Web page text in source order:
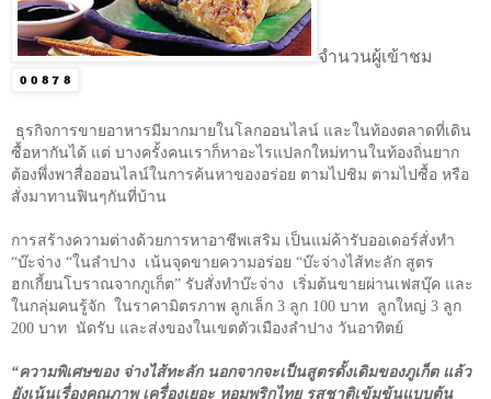
จำนวนผู้เข้าชม
ธุรกิจการขายอาหารมีมากมายในโลกออนไลน์ และในท้องตลาดที่เดิน
ซื้อหากันได้ แต่ บางครั้งคนเราก็หาอะไรแปลกใหม่ทานในท้องถิ่นยาก
ต้องพึ่งพาสื่อออนไลน์ในการค้นหาของอร่อย ตามไปชิม ตามไปซื้อ หรือ
สั่งมาทานฟินๆกันที่บ้าน
การสร้างความต่างด้วยการหาอาชีพเสริม เป็นแม่ค้ารับออเดอร์สั่งทำ
“บ๊ะจ่าง “ในลำปาง เน้นจุดขายความอร่อย “บ๊ะจ่างไส้ทะลัก สูตร
ฮกเกี้ยนโบราณจากภูเก็ต” รับสั่งทำบ๊ะจ่าง เริ่มต้นขายผ่านเฟสบุ๊ค และ
ในกลุ่มคนรู้จัก ในราคามิตรภาพ ลูกเล็ก 3 ลูก 100 บาท ลูกใหญ่ 3 ลูก
200 บาท นัดรับ และส่งของในเขตตัวเมืองลำปาง วันอาทิตย์
“ความพิเศษของ จ่างไส้ทะลัก นอกจากจะเป็นสูตรดั้งเดิมของภูเก็ต แล้ว
ยังเน้นเรื่องคุณภาพ เครื่องเยอะ หอมพริกไทย รสชาติเข้มข้นแบบต้น